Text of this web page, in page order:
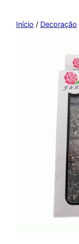
paraInício / Decoração